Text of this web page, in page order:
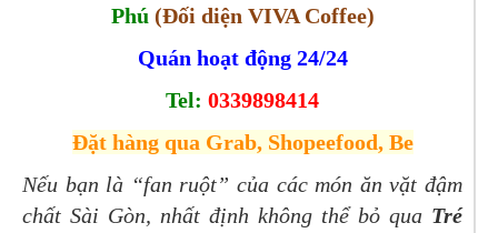
Phú (Đối diện VIVA Coffee)
Quán hoạt động 24/24
Tel: 0339898414
Đặt hàng qua Grab, Shopeefood, Be
Nếu bạn là “fan ruột” của các món ăn vặt đậm
chất Sài Gòn, nhất định không thể bỏ qua Tré